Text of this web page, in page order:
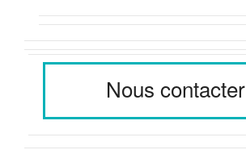
Nous contacter